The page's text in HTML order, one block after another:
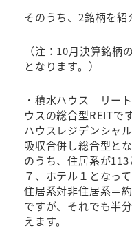
そのうち、2銘柄を紹
（注：10月決算銘柄
となります。）
・積水ハウス リー
ウスの総合型REITで
ハウスレジデンシャ
吸収合併し総合型と
のうち、住居系が
７、ホテル１となっ
住居系対非住居系＝
ですが、それでも半
えます。